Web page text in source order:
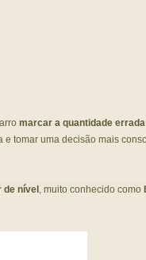
marcar a quantidade errada
tomar uma decisão mais
de nível , muito conhecido como